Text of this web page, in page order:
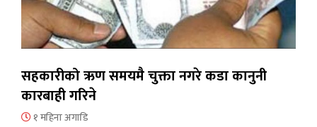
सहकारीको ऋण समयमै चुक्ता नगरे कडा कानुनी
कारबाही गरिने
१ महिना अगाडि